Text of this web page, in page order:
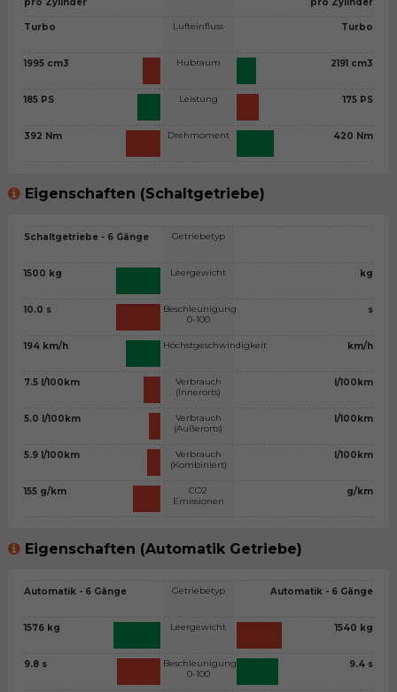
pro Zylinder
Turbo
1995 cm3
185 PS
392 Nm
Lufteinfluss
Hubraum
Leistung
Drehmoment
pro Zylinder
Turbo
2191 cm3
175 PS
420 Nm
Eigenschaften (Schaltgetriebe)
Schaltgetriebe - 6 Gänge
1500 kg
10.0 s
194 km/h
7.5 l/100km
5.0 l/100km
5.9 l/100km
155 g/km
Getriebetyp
Leergewicht
Beschleunigung
0-100
Höchstgeschwindigkeit
Verbrauch
(Innerorts)
Verbrauch
(Außerorts)
Verbrauch
(Kombiniert)
CO2
Emissionen
kg
s
km/h
l/100km
l/100km
l/100km
g/km
Eigenschaften (Automatik Getriebe)
Automatik - 6 Gänge
1576 kg
9.8 s
Getriebetyp
Leergewicht
Beschleunigung
0-100
Automatik - 6 Gänge
1540 kg
9.4 s